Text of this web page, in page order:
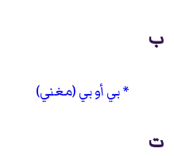
ب
بي أو بي (مغني)
ت